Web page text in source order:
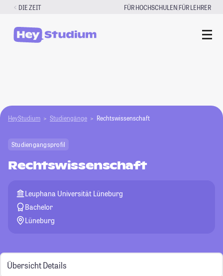
Zum
springen
DIE ZEIT FÜR HOCHSCHULEN|FÜR LEHRER
HeyStudium Studiengänge Rechtswissenschaft
Studiengangsprofil
Rechtswissenschaft
Leuphana Universität Lüneburg
Bachelor
Lüneburg
Übersicht Details